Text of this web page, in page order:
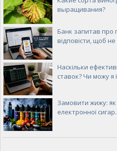
выращивания?
Банк запитав про
відповісти, щоб не
Наскільки
ставок? Чи можу я
Замовити жижу: як
електронної